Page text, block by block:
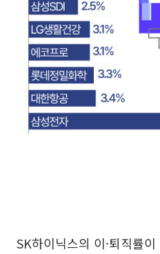
SK하이닉스의 이·퇴직률